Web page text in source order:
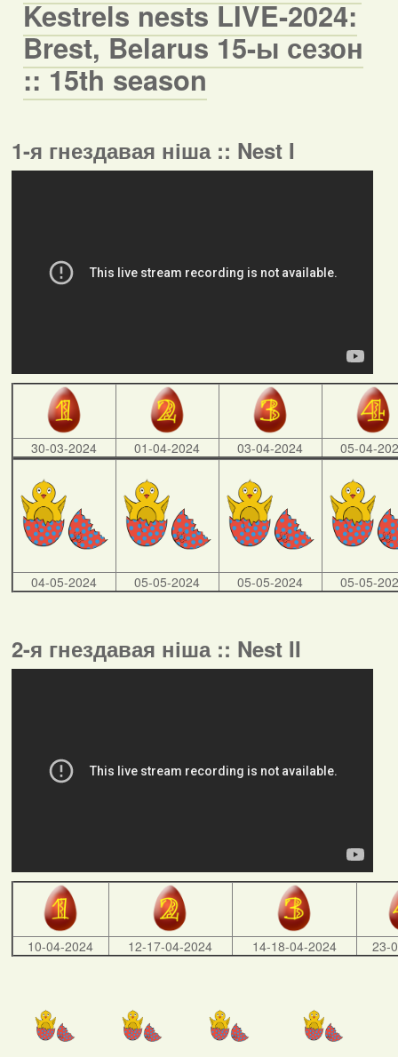
Kestrels nests LIVE-2024:
Brest, Belarus 15-ы сезон
:: 15th season
1-я гнездавая ніша :: Nest I
30-03-2024 01-04-2024 03-04-2024 05-04-
04-05-2024 05-05-2024 05-05-2024 05-05-
2-я гнездавая ніша :: Nest II
10-04-2024 12-17-04-2024 14-18-04-2024 23-